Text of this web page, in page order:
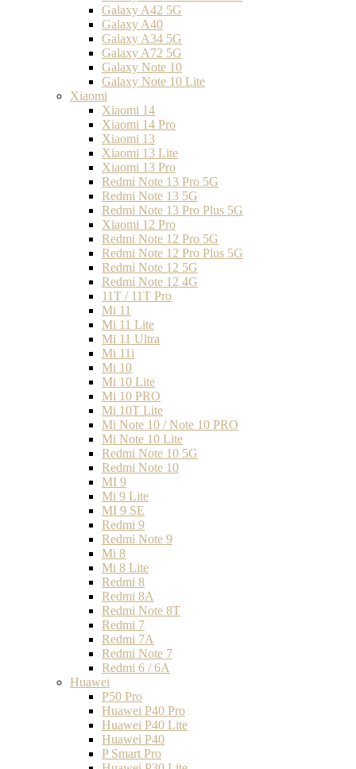
Galaxy A42 5G
Galaxy A40
Galaxy A34 5G
Galaxy A72 5G
Galaxy Note 10
Galaxy Note 10 Lite
Xiaomi
Xiaomi 14
Xiaomi 14 Pro
Xiaomi 13
Xiaomi 13 Lite
Xiaomi 13 Pro
Redmi Note 13 Pro 5G
Redmi Note 13 5G
Redmi Note 13 Pro Plus 5G
Xiaomi 12 Pro
Redmi Note 12 Pro 5G
Redmi Note 12 Pro Plus 5G
Redmi Note 12 5G
Redmi Note 12 4G
11T / 11T Pro
Mi 11
Mi 11 Lite
Mi 11 Ultra
Mi 11i
Mi 10
Mi 10 Lite
Mi 10 PRO
Mi 10T Lite
Mi Note 10 / Note 10 PRO
Mi Note 10 Lite
Redmi Note 10 5G
Redmi Note 10
MI 9
Mi 9 Lite
MI 9 SE
Redmi 9
Redmi Note 9
Mi 8
Mi 8 Lite
Redmi 8
Redmi 8A
Redmi Note 8T
Redmi 7
Redmi 7A
Redmi Note 7
Redmi 6 / 6A
Huawei
P50 Pro
Huawei P40 Pro
Huawei P40 Lite
Huawei P40
P Smart Pro